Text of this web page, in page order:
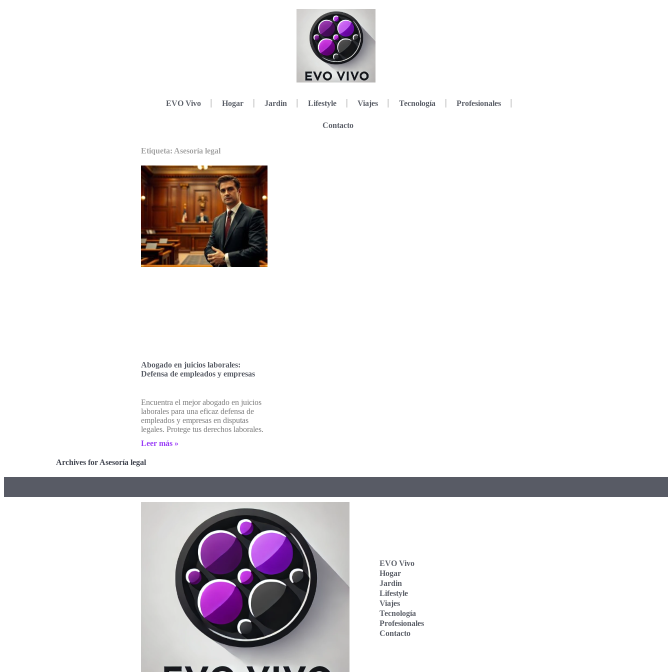
EVO Vivo Hogar Jardin Lifestyle Viajes Tecnología Profesionales
Contacto
Etiqueta: Asesoría legal
Abogado en juicios laborales:
Defensa de empleados y empresas
Encuentra el mejor abogado en juicios
laborales para una eficaz defensa de
empleados y empresas en disputas
legales. Protege tus derechos laborales.
Leer más »
Archives for Asesoría legal
EVO Vivo
Hogar
Jardin
Lifestyle
Viajes
Tecnología
Profesionales
Contacto